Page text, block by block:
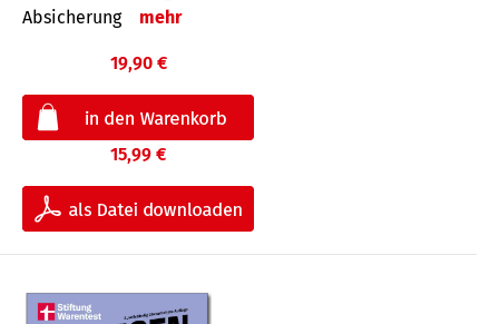
Absicherung
mehr
19,90 €
15,99 €